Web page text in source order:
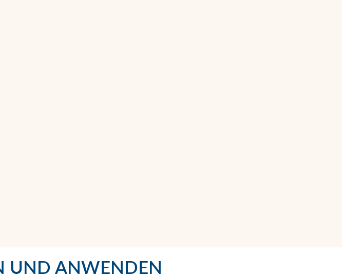
UND ANWENDEN